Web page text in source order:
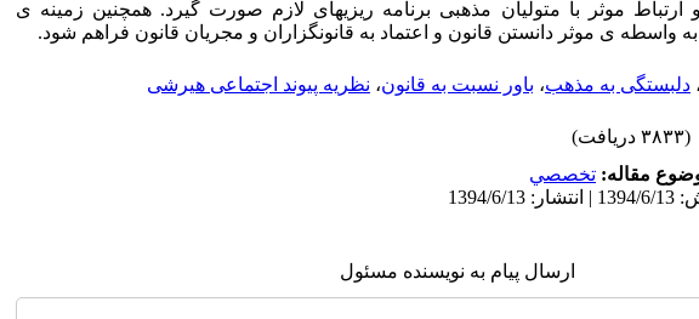
موثر با متولیان مذهبی برنامه ریزیهای لازم صورت گیرد. همچنین زمینه ی
واسطه ی موثر دانستن قانون و اعتماد به قانونگزاران و مجریان قانون فراهم شود.
، دلبستگی به مذهب، باور نسبت به قانون، نظریه پیوند اجتماعی هیرشی
(۳۸۳۳ دریافت)
مقاله: تخصصي
ارسال پیام به نویسنده مسئول